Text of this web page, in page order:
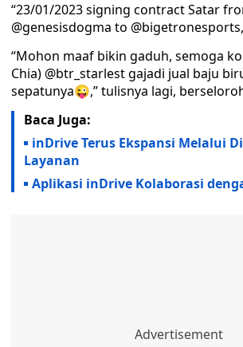
“23/01/2023 signing contract Satar
@genesisdogma to
“Mohon maaf bikin gaduh, semoga
Chia) @btr_starlest gajadi jual baju
sepatunya😜,” tulisnya lagi,
Baca Juga:
inDrive Terus Ekspansi Melalui
Layanan
Aplikasi inDrive Kolaborasi